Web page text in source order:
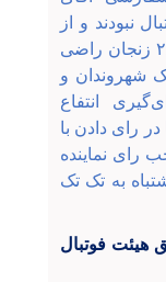
نبودند و از
شرایط فعلی فوتبال و رتبه اسفناک ۲۸ زنجان راضی
شهروندان و
انتفاع
رای دادن با
نماینده
به تک تک
هیئت فوتبال